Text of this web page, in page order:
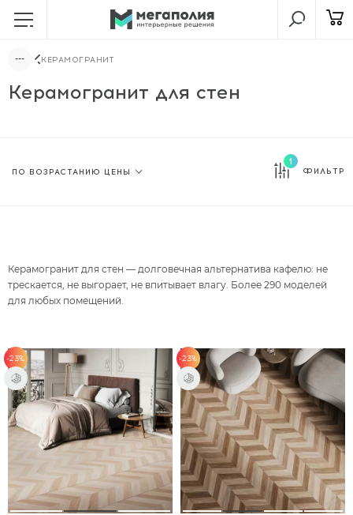
КЕРАМОГРАНИТ
Керамогранит для стен
1
ФИЛЬТР
Керамогранит для стен — долговечная альтернатива кафелю: не
трескается, не выгорает, не впитывает влагу. Более 290 моделей
для любых помещений.
-23% -23%